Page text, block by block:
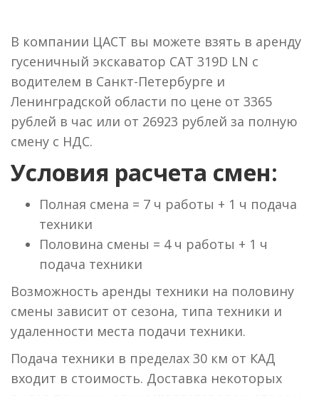
В компании ЦАСТ вы можете взять в аренду
гусеничный экскаватор CAT 319D LN с
водителем в Санкт-Петербурге и
Ленинградской области по цене от 3365
рублей в час или от 26923 рублей за полную
смену с НДС.
Условия расчета смен:
Полная смена = 7 ч работы + 1 ч подача
техники
Половина смены = 4 ч работы + 1 ч
подача техники
Возможность аренды техники на половину
смены зависит от сезона, типа техники и
удаленности места подачи техники.
Подача техники в пределах 30 км от КАД
входит в стоимость. Доставка некоторых